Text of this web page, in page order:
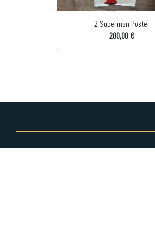
2 Superman Poster
200,00 €